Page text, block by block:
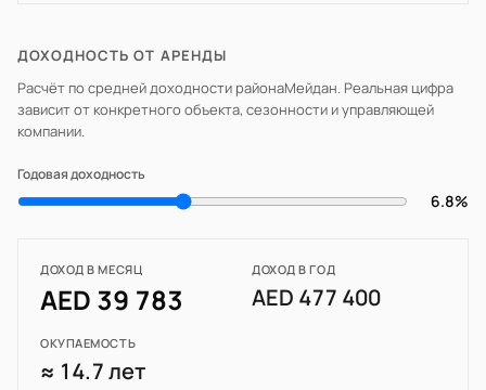
ДОХОДНОСТЬ ОТ АРЕНДЫ
Расчёт по средней доходности районаМейдан. Реальная цифра
зависит от конкретного объекта, сезонности и управляющей
компании.
Годовая доходность
6.8%
ДОХОД В МЕСЯЦ
AED 39 783
ДОХОД В ГОД
AED 477 400
ОКУПАЕМОСТЬ
≈ 14.7 лет